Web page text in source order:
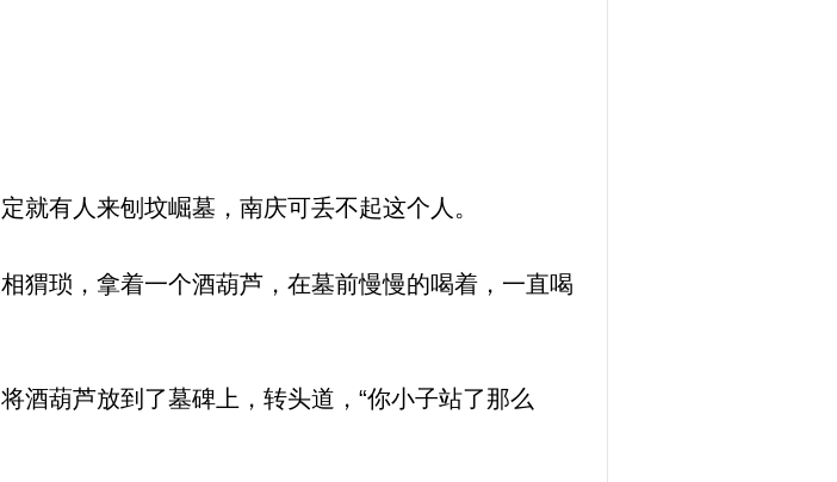
有人来刨坟崛墓，南庆可丢不起这个人。
琐，拿着一个酒葫芦，在墓前慢慢的喝着，一直喝
葫芦放到了墓碑上，转头道，“你小子站了那么